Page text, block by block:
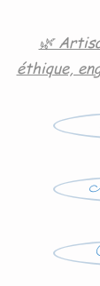
🌿
éthique,